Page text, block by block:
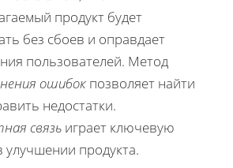
продукт будет
без сбоев и оправдает
пользователей. Метод
ошибок позволяет найти
недостатки.
связь играет ключевую
улучшении продукта.